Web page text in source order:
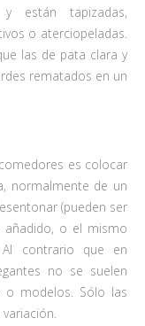
están tapizadas,
o aterciopeladas.
las de pata clara y
rematados en un
es colocar
normalmente de un
(pueden ser
o el mismo
contrario que en
no se suelen
o modelos. Sólo las